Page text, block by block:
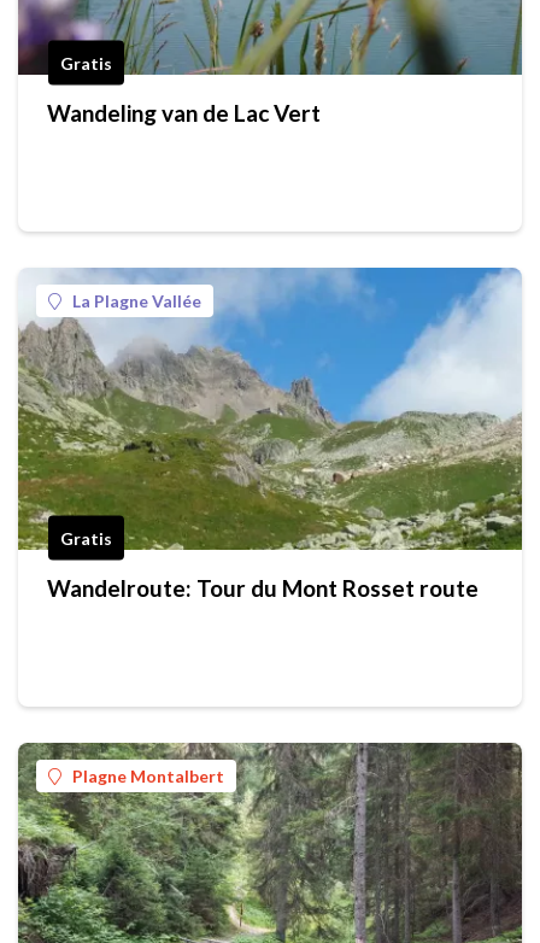
Gratis
Wandeling van de Lac Vert
La Plagne Vallée
Gratis
Wandelroute: Tour du Mont Rosset route
Plagne Montalbert